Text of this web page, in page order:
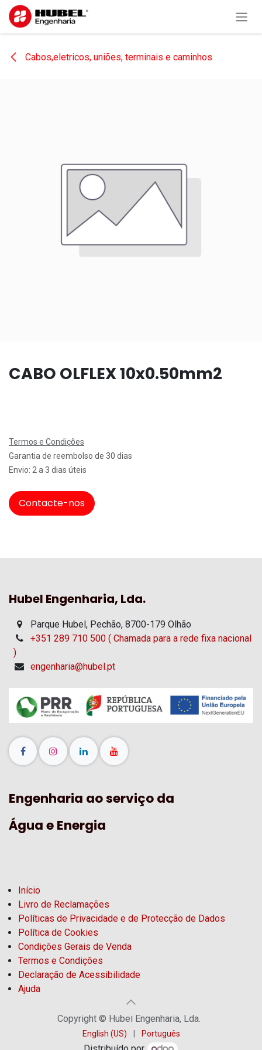
Pular para o conteúdo
Cabos,eletricos, uniões, terminais e caminhos
CABO OLFLEX 10x0.50mm2
Termos e Condições
Garantia de reembolso de 30 dias
Envio: 2 a 3 dias úteis
Contacte-nos
Hubel Engenharia, Lda.
Parque Hubel, Pechão, 8700-179 Olhão
+351 289 710 500 ( Chamada para a rede fixa nacional
)
engenharia@hubel.pt
Engenharia ao serviço da
Água e Energia
Início
Livro de Reclamações
Políticas de Privacidade e de Protecção de Dados
Política de Cookies
Condições Gerais de Venda
Termos e Condições
Declaração de Acessibilidade
Ajuda
Copyright © Hubel Engenharia, Lda.
English (US) Português